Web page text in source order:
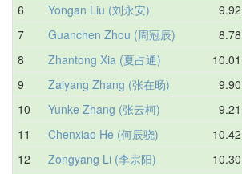
6 Yongan Liu (刘永安) 9.92
7 Guanchen Zhou (周冠辰) 8.78
8 Zhantong Xia (夏占通) 10.01
9 Zaiyang Zhang (张在旸) 9.90
10 Yunke Zhang (张云柯) 9.21
11 Chenxiao He (何辰骁) 10.42
12 Zongyang Li (李宗阳) 10.30